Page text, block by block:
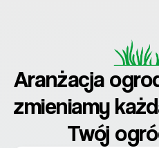
Aranżacja
zmieniamy
Twój